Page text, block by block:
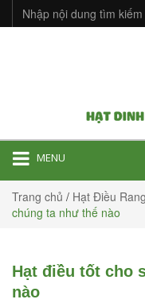
MENU
Trang chủ / Hạt Điều
chúng ta như thế nào
Hạt điều tốt cho
nào